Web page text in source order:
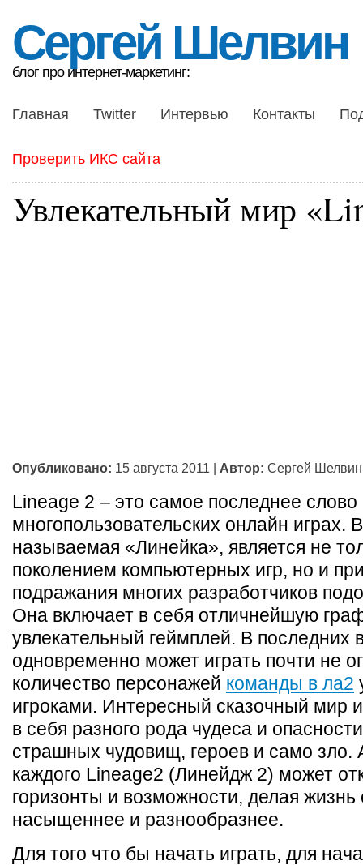
Сергей Шелвин
блог про интернет-маркетинг:
Главная Twitter Интервью Контакты
Проверить ИКС сайта
Увлекательный мир
Опубликовано: 15 августа 2011 | Автор: Сергей Шелвин
Lineage 2 – это самое последнее слово
многопользовательских онлайн играх.
называемая «Линейка», является не
поколением компьютерных игр, но и
подражания многих разработчиков
Она включает в себя отличнейшую
увлекательный геймплей. В последних
одновременно может играть почти не
количество персонажей команды в ла2
игроками. Интересный сказочный мир
в себя разного рода чудеса и
страшных чудовищ, героев и само зло.
каждого Lineage2 (Линейдж 2) может
горизонты и возможности, делая жизнь
насыщеннее и разнообразнее.
Для того что бы начать играть, для